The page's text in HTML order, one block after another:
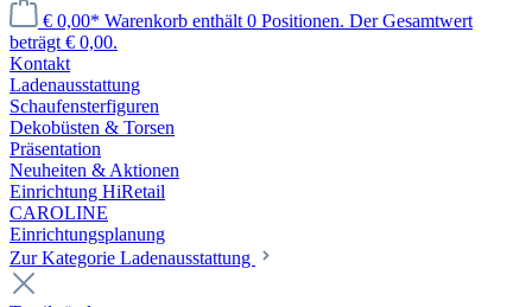
€ 0,00* Warenkorb enthält 0 Positionen. Der Gesamtwert
beträgt € 0,00.
Kontakt
Laden­ausstattung
Schaufenster­figuren
Dekobüsten & Torsen
Präsentation
Neuheiten & Aktionen
Einrichtung HiRetail
CAROLINE
Einrichtungsplanung
Zur Kategorie Laden­ausstattung